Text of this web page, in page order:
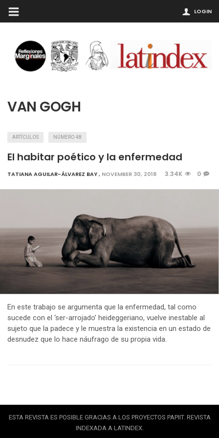
LOGIN
VAN GOGH
ARTÍCULOS NÚMERO 48
El habitar poético y la enfermedad
TATIANA AGUILAR-ÁLVAREZ BAY, NOVEMBER 30, 2018 3.34K 0
En este trabajo se argumenta que la enfermedad, tal como
sucede con el ‘ser-arrojado’ heideggeriano, vuelve inestable al
sujeto que la padece y le muestra la existencia en un estado de
desnudez que lo hace náufrago de su propia vida.
ESTA REVISTA ES POSIBLE GRACIAS A LOS PROYECTOS PAPIIT. REVISTA
INDEXADA A LATINDEX.